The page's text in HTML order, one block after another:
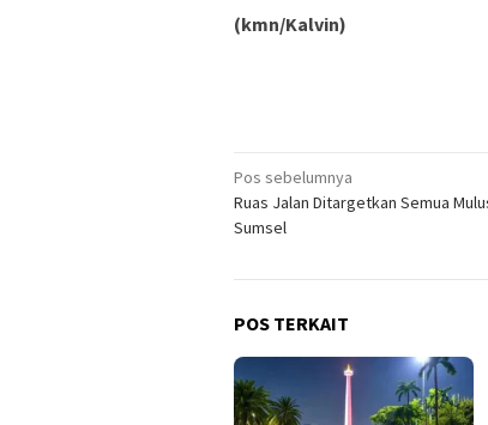
(kmn/Kalvin)
Navigasi
pos
Pos sebelumnya
Ruas Jalan Ditargetkan Semua
Sumsel
POS TERKAIT